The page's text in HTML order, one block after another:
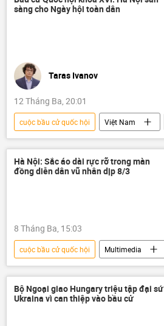
An ninh thông tin
bầu cử
sàng cho Ngày hội toàn dân
Taras Ivanov
12 Tháng Ba, 20:01
cuộc bầu cử quốc hội Việt Nam
Quan điểm-Ý kiến
Tác giả
Quốc hội Việt Nam
Hà Nội: Sắc áo dài rực rỡ trong màn
đồng diễn dân vũ nhân dịp 8/3
8 Tháng Ba, 15:03
cuộc bầu cử quốc hội Multimedia
Việt Nam
Hà Nội
Ngày Quốc tế Phụ nữ
Áo dài
Bộ Ngoại giao Hungary triệu tập đại sứ
Ukraina vì can thiệp vào bầu cử